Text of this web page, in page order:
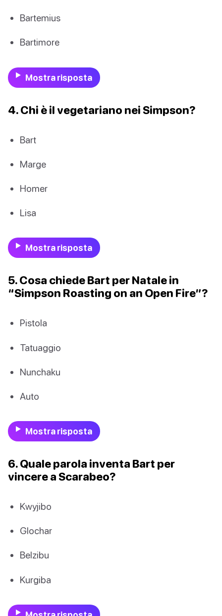
Bartemius
Bartimore
Mostra risposta
4. Chi è il vegetariano nei Simpson?
Bart
Marge
Homer
Lisa
Mostra risposta
5. Cosa chiede Bart per Natale in
“Simpson Roasting on an Open Fire”?
Pistola
Tatuaggio
Nunchaku
Auto
Mostra risposta
6. Quale parola inventa Bart per
vincere a Scarabeo?
Kwyjibo
Glochar
Belzibu
Kurgiba